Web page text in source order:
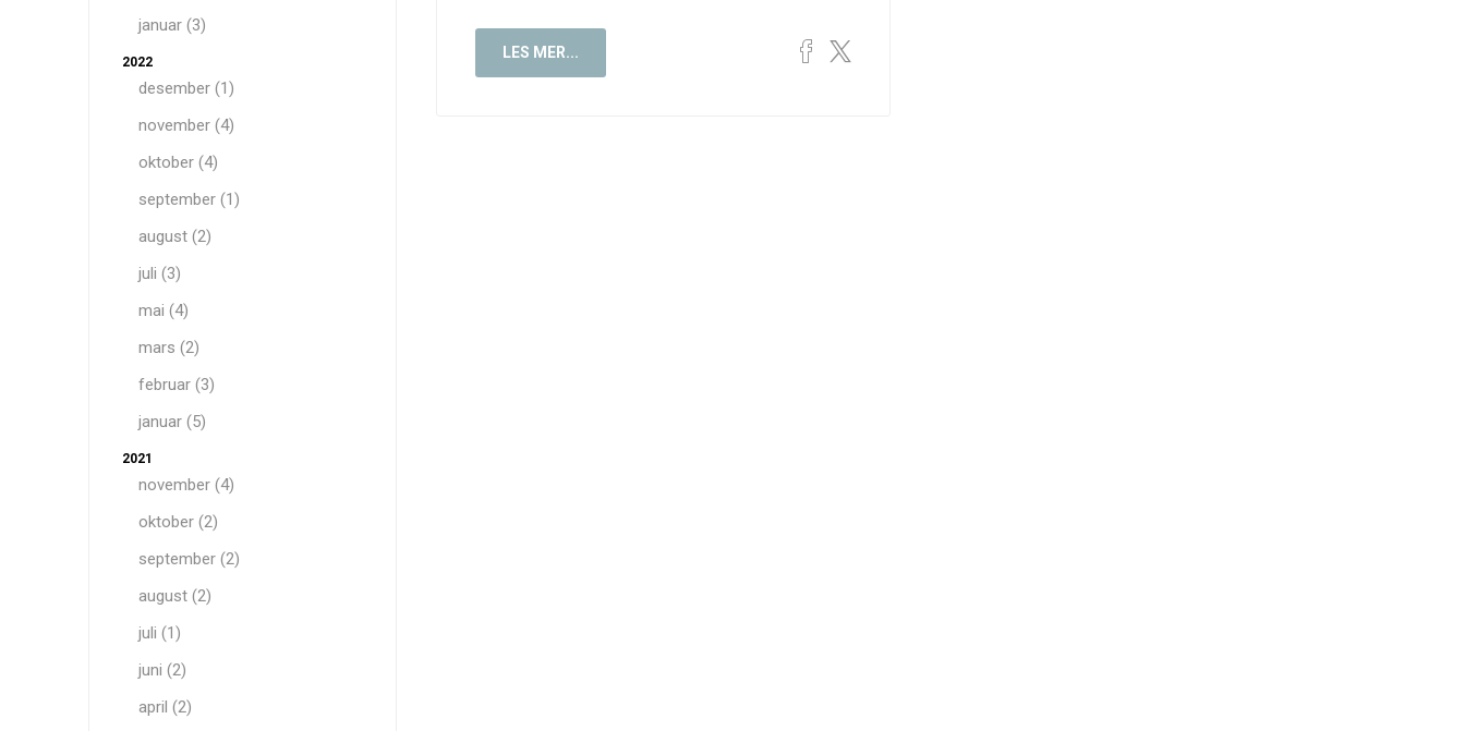
LES MER...
januar (3)
2022
desember (1)
november (4)
oktober (4)
september (1)
august (2)
juli (3)
mai (4)
mars (2)
februar (3)
januar (5)
2021
november (4)
oktober (2)
september (2)
august (2)
juli (1)
juni (2)
april (2)